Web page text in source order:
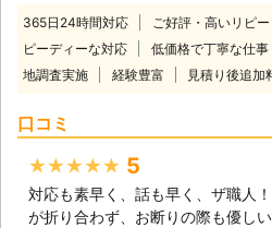
にとっ
そのた
して雑
し枝の
「(有)林
る、剪
は大変
予定が
り添い
365日24時間対応 ご好評・高いリピ
ピーディーな対応
低価格で丁寧な仕事
地調査実施
経験豊富 見積り後追加
口コミ
★★★★★ 5
対応も素早く、話も早く、ザ職人
が折り合わず、お断りの際も優しい